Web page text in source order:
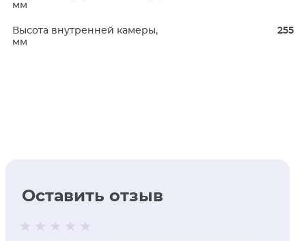
мм
Высота внутренней камеры,
мм
255
Оставить отзыв